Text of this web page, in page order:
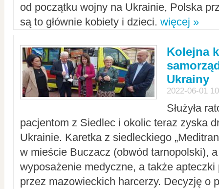
od początku wojny na Ukrainie, Polska
są to głównie kobiety i dzieci. więcej »
Kolejna
Ukrainy
2022-06-01
Służyła
pacjentom z Siedlec i okolic teraz zyska
Ukrainie. Karetka z siedleckiego
w mieście Buczacz (obwód tarnopolski),
wyposażenie medyczne, a także apteczki
przez mazowieckich harcerzy. Decyzję o